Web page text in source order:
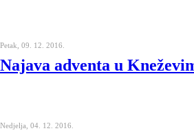
Petak, 09. 12. 2016.
Najava adventa u
Nedjelja, 04. 12. 2016.